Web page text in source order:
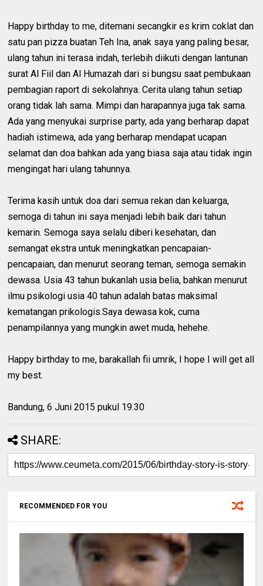
Happy birthday to me, ditemani secangkir es krim coklat dan
satu pan pizza buatan Teh Ina, anak saya yang paling besar,
ulang tahun ini terasa indah, terlebih diikuti dengan lantunan
surat Al Fiil dan Al Humazah dari si bungsu saat pembukaan
pembagian raport di sekolahnya. Cerita ulang tahun setiap
orang tidak lah sama. Mimpi dan harapannya juga tak sama.
Ada yang menyukai surprise party, ada yang berharap dapat
hadiah istimewa, ada yang berharap mendapat ucapan
selamat dan doa bahkan ada yang biasa saja atau tidak ingin
mengingat hari ulang tahunnya.
Terima kasih untuk doa dari semua rekan dan keluarga,
semoga di tahun ini saya menjadi lebih baik dari tahun
kemarin. Semoga saya selalu diberi kesehatan, dan
semangat ekstra untuk meningkatkan pencapaian-
pencapaian, dan menurut seorang teman, semoga semakin
dewasa. Usia 43 tahun bukanlah usia belia, bahkan menurut
ilmu psikologi usia 40 tahun adalah batas maksimal
kematangan prikologis.Saya dewasa kok, cuma
penampilannya yang mungkin awet muda, hehehe.
Happy birthday to me, barakallah fii umrik, I hope I will get all
my best.
Bandung, 6 Juni 2015 pukul 19.30
SHARE:
RECOMMENDED FOR YOU